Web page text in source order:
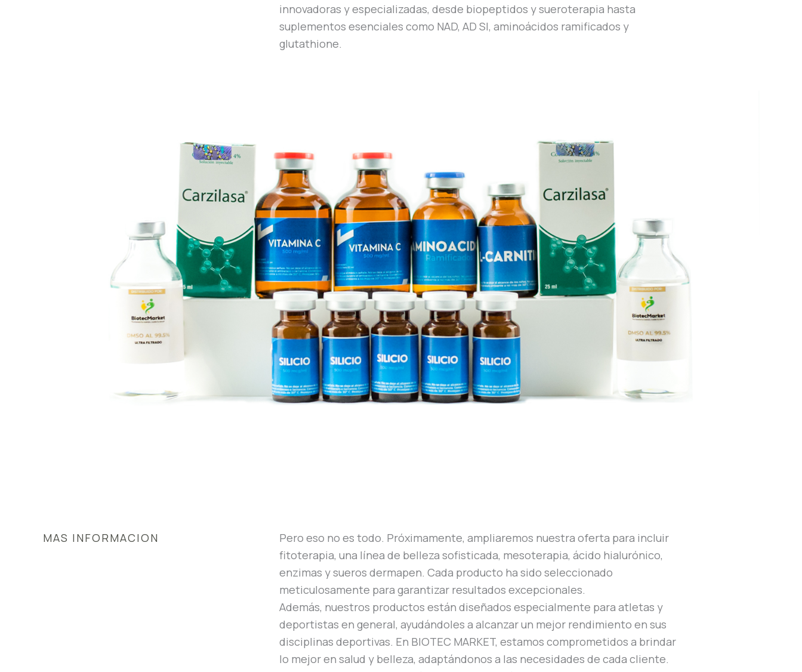
innovadoras y especializadas, desde biopeptidos y sueroterapia hasta
suplementos esenciales como NAD, AD SI, aminoácidos ramificados y
glutathione.
MAS INFORMACION
Pero eso no es todo. Próximamente, ampliaremos nuestra oferta para incluir
fitoterapia, una línea de belleza sofisticada, mesoterapia, ácido hialurónico,
enzimas y sueros dermapen. Cada producto ha sido seleccionado
meticulosamente para garantizar resultados excepcionales.
Además, nuestros productos están diseñados especialmente para atletas y
deportistas en general, ayudándoles a alcanzar un mejor rendimiento en sus
disciplinas deportivas. En BIOTEC MARKET, estamos comprometidos a brindar
lo mejor en salud y belleza, adaptándonos a las necesidades de cada cliente.